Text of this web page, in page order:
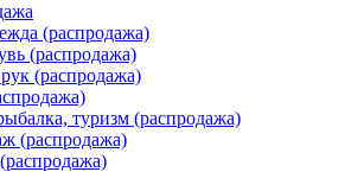
(распродажа)
(распродажа)
(распродажа)
туризм (распродажа)
(распродажа)